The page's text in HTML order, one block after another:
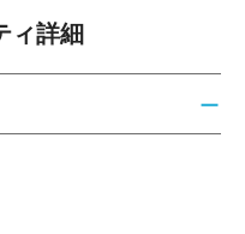
ィ詳細